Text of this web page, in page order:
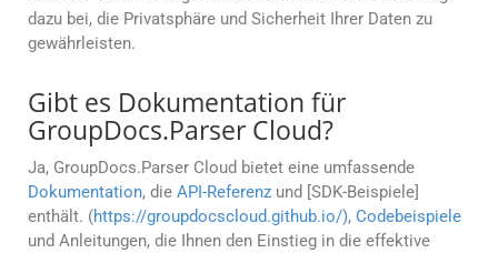
dazu bei, die Privatsphäre und Sicherheit Ihrer Daten zu
gewährleisten.
Gibt es Dokumentation für
GroupDocs.Parser Cloud?
Ja, GroupDocs.Parser Cloud bietet eine umfassende
Dokumentation, die API-Referenz und [SDK-Beispiele]
enthält. (https://groupdocscloud.github.io/), Codebeispiele
und Anleitungen, die Ihnen den Einstieg in die effektive